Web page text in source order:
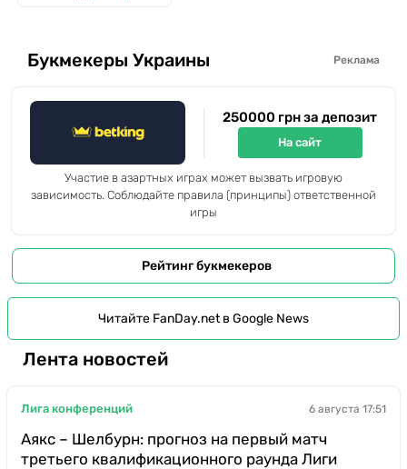
Букмекеры Украины Реклама
250000 грн за депозит
На сайт
Участие в азартных играх может вызвать игровую
зависимость. Соблюдайте правила (принципы) ответственной
игры
Рейтинг букмекеров
Читайте FanDay.net в Google News
Лента новостей
Лига конференций 6 августа 17:51
Аякс – Шелбурн: прогноз на первый матч
третьего квалификационного раунда Лиги